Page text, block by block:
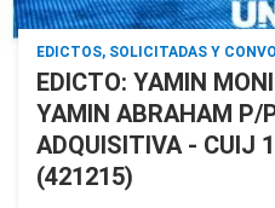
EDICTOS, SOLICITADAS Y
EDICTO: YAMIN
YAMIN ABRAHAM P/
ADQUISITIVA - CUIJ
(421215)